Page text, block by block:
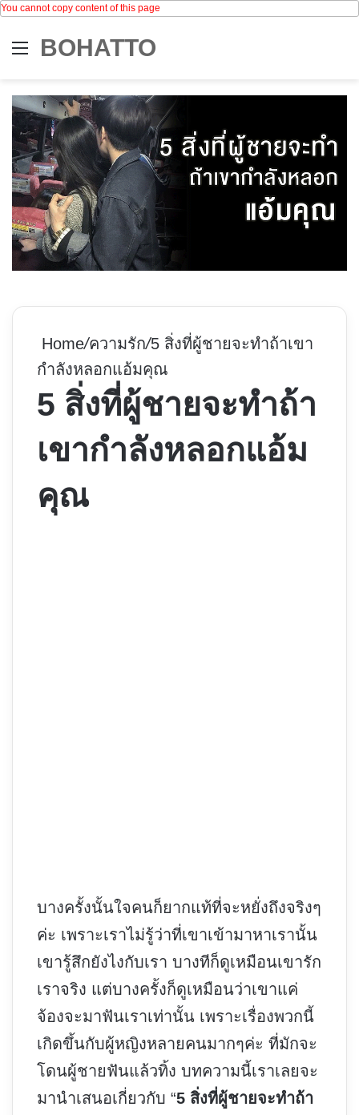
You cannot copy content of this page
Menu
BOHATTO
Home/ความรัก/5 สิ่งที่ผู้ชายจะทำถ้าเขา
กำลังหลอกแอ้มคุณ
5 สิ่งที่ผู้ชายจะทำถ้า
เขากำลังหลอกแอ้ม
คุณ
บางครั้งนั้นใจคนก็ยากแท้ที่จะหยั่งถึงจริงๆ
ค่ะ เพราะเราไม่รู้ว่าที่เขาเข้ามาหาเรานั้น
เขารู้สึกยังไงกับเรา บางทีก็ดูเหมือนเขารัก
เราจริง แต่บางครั้งก็ดูเหมือนว่าเขาแค่
จ้องจะมาฟันเราเท่านั้น เพราะเรื่องพวกนี้
เกิดขึ้นกับผู้หญิงหลายคนมากๆค่ะ ที่มักจะ
โดนผู้ชายฟันแล้วทิ้ง บทความนี้เราเลยจะ
มานำเสนอเกี่ยวกับ “5 สิ่งที่ผู้ชายจะทำถ้า